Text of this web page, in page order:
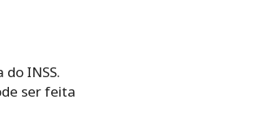
INSS.
ser feita